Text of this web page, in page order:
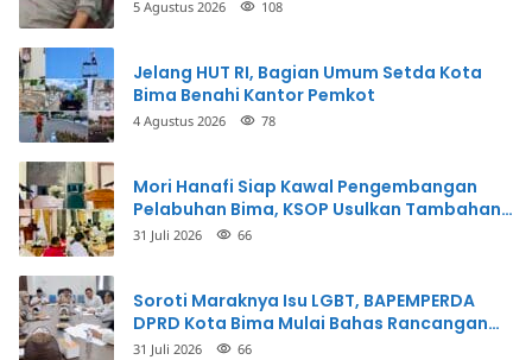
5 Agustus 2026 108
Jelang HUT RI, Bagian Umum Setda Kota
Bima Benahi Kantor Pemkot
4 Agustus 2026 78
Mori Hanafi Siap Kawal Pengembangan
Pelabuhan Bima, KSOP Usulkan Tambahan
Dermaga Rp400 Miliar
31 Juli 2026 66
Soroti Maraknya Isu LGBT, BAPEMPERDA
DPRD Kota Bima Mulai Bahas Rancangan
Perda Pencegahan
31 Juli 2026 66